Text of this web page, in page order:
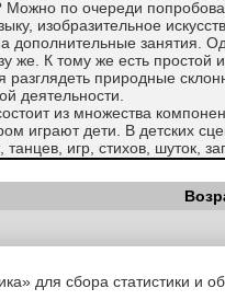
Можно по очереди
изобразительное
дополнительные занятия.
же. К тому же есть простой
природные
деятельности.
из множества
играют дети. В детских
игр, стихов, шуток,
создает идеальные
личности ребенка.
обязательно будет
Не стоит забывать и о том
(c) |Вестник Педагога|Об
для сбора статистики и